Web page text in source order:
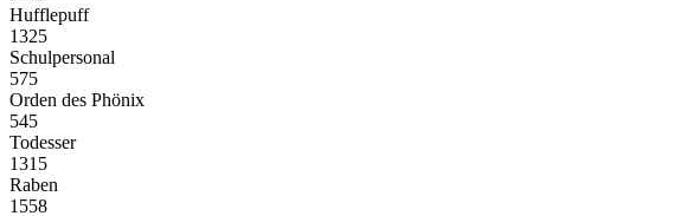
Hufflepuff
1325
Schulpersonal
575
Orden des Phönix
545
Todesser
1315
Raben
1558